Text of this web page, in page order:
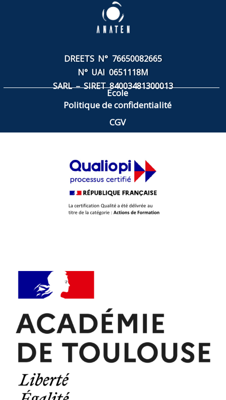
DREETS N° 76650082665
N° UAI 0651118M
SARL – SIRET84003481300013
Ecole
Politique de confidentialité
CGV